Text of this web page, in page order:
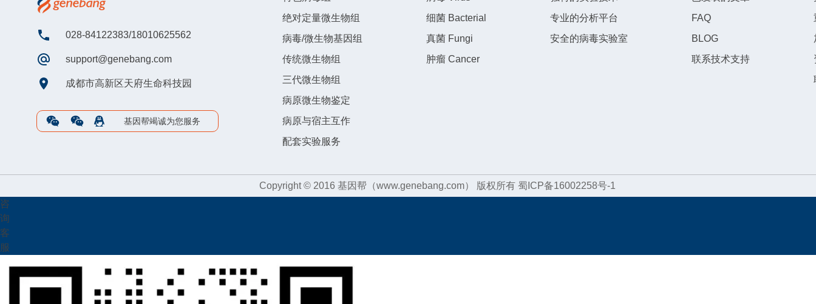
028-84122383/18010625562
support@genebang.com
成都市高新区天府生命科技园
基因帮竭诚为您服务
绝对定量微生物组
病毒/微生物基因组
传统微生物组
三代微生物组
病原微生物鉴定
病原与宿主互作
配套实验服务
细菌 Bacterial
真菌 Fungi
肿瘤 Cancer
专业的分析平台
安全的病毒实验室
FAQ
BLOG
联系技术支持
Copyright © 2016 基因帮（www.genebang.com） 版权所有 蜀ICP备16002258号-1
咨
询
客
服